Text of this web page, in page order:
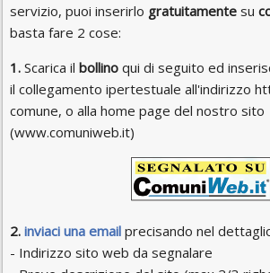
servizio, puoi inserirlo gratuitamentesu
basta fare 2 cose:
1.Scarica il bollinoqui di seguito ed
il collegamento ipertestuale all'indirizzo
comune, o alla home page del nostro sito
(www.comuniweb.it)
2. inviaci una emailprecisando nel
- Indirizzo sito web da segnalare